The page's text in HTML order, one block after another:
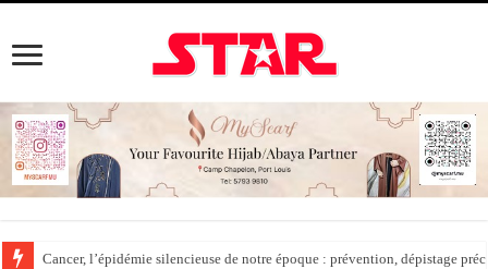
Cancer, l’épidémie silencieuse de notre époque : prévention, dépistage